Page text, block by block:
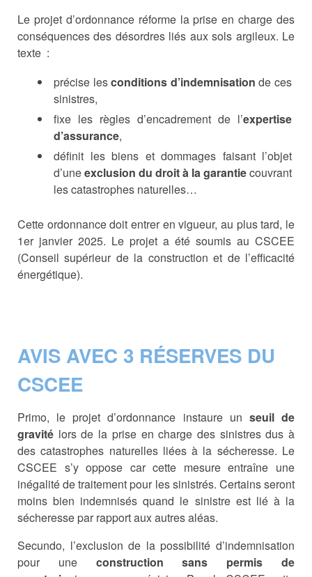
Le projet d’ordonnance réforme la prise en charge des
conséquences des désordres liés aux sols argileux. Le
texte :
précise lesconditions d’indemnisation de ces
sinistres,
fixe les règles d’encadrement de l’expertise
d’assurance,
définit les biens et dommages faisant l’objet
d’uneexclusion du droit à la garantiecouvrant
les catastrophes naturelles…
Cette ordonnance doit entrer en vigueur, au plus tard, le
1er janvier 2025. Le projet a été soumis au CSCEE
(Conseil supérieur de la construction et de l’efficacité
énergétique).
AVIS AVEC 3 RÉSERVES DU
CSCEE
Primo, le projet d’ordonnance instaure un seuil de
gravité lors de la prise en charge des sinistres dus à
des catastrophes naturelles liées à la sécheresse. Le
CSCEE s’y oppose car cette mesure entraîne une
inégalité de traitement pour les sinistrés. Certains seront
moins bien indemnisés quand le sinistre est lié à la
sécheresse par rapport aux autres aléas.
Secundo, l’exclusion de la possibilité d’indemnisation
pour une construction sans permis de